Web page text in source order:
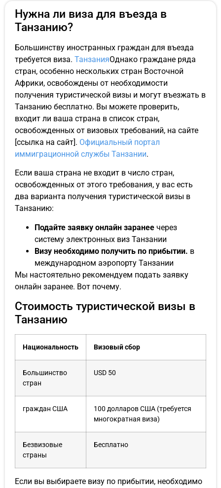
Нужна ли виза для въезда в
Танзанию?
Большинству иностранных граждан для въезда
требуется виза. ТанзанияОднако граждане ряда
стран, особенно нескольких стран Восточной
Африки, освобождены от необходимости
получения туристической визы и могут въезжать в
Танзанию бесплатно. Вы можете проверить,
входит ли ваша страна в список стран,
освобожденных от визовых требований, на сайте
[ссылка на сайт]. Официальный портал
иммиграционной службы Танзании.
Если ваша страна не входит в число стран,
освобожденных от этого требования, у вас есть
два варианта получения туристической визы в
Танзанию:
Подайте заявку онлайн заранее через
систему электронных виз Танзании
Визу необходимо получить по прибытии. в
международном аэропорту Танзании
Мы настоятельно рекомендуем подать заявку
онлайн заранее. Вот почему.
Стоимость туристической визы в
Танзанию
Национальность Визовый сбор
Большинство
стран
USD 50
граждан США
100 долларов США (требуется
многократная виза)
Безвизовые
страны
Бесплатно
Если вы выбираете визу по прибытии, необходимо